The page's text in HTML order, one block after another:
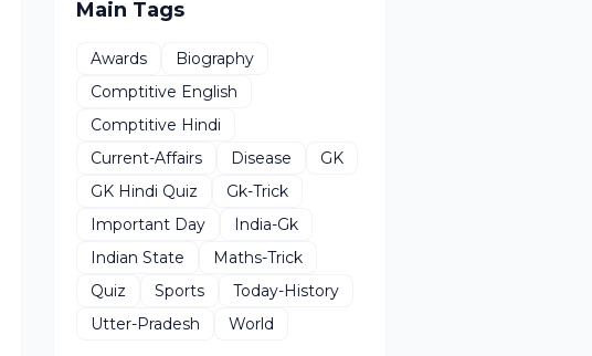
Main Tags
Awards
Biography
Comptitive English
Comptitive Hindi
Current-Affairs
Disease
GK
GK Hindi Quiz
Gk-Trick
Important Day
India-Gk
Indian State
Maths-Trick
Quiz
Sports
Today-History
Utter-Pradesh
World